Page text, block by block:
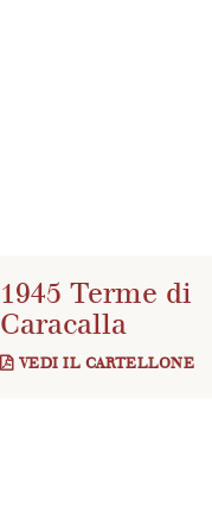
1945 Terme di
Caracalla
VEDI IL CARTELLONE